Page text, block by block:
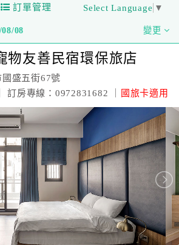
訂單管理 Select Language ▼
08 變更
物友善民宿環保旅店
盛五街67號
訂房專線：0972831682 ｜
國旅卡適用